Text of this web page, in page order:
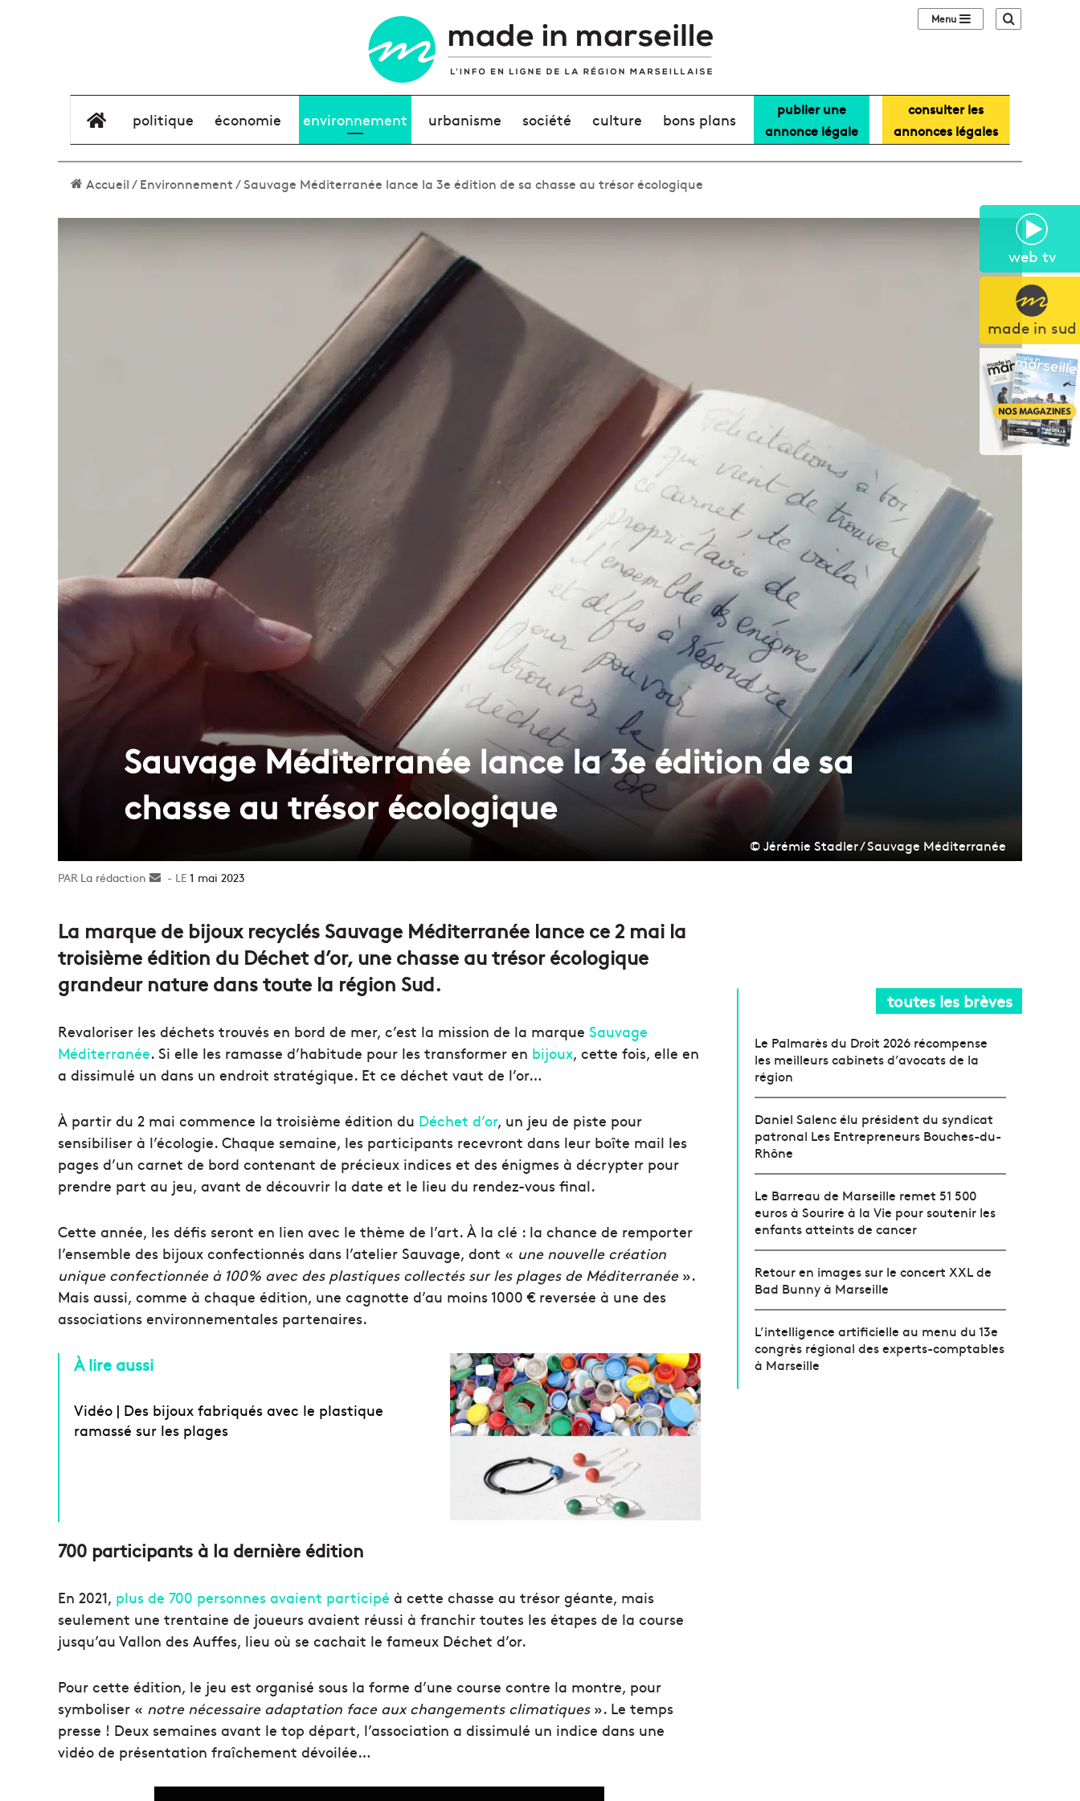
web tv
made in sud
Sidebar (barre
élément de menu
politique économie environnement urbanisme société culture bons plans
publier une
annonce légale
consulter les
annonces légales
Accueil/Environnement/Sauvage Méditerranée lance la 3e édition de sa chasse au trésor écologique
Sauvage Méditerranée lance la 3e édition de sa
chasse au trésor écologique
© Jérémie Stadler / Sauvage Méditerranée
La rédaction
Envoyer1 mai 2023
La marque de bijoux recyclés Sauvage Méditerranée lance ce 2 mai la
troisième édition du Déchet d’or, une chasse au trésor écologique
grandeur nature dans toute la région Sud.
Revaloriser les déchets trouvés en bord de mer, c’est la mission de la marque Sauvage
Méditerranée. Si elle les ramasse d’habitude pour les transformer en bijoux, cette fois, elle en
a dissimulé un dans un endroit stratégique. Et ce déchet vaut de l’or…
À partir du 2 mai commence la troisième édition du Déchet d’or, un jeu de piste pour
sensibiliser à l’écologie. Chaque semaine, les participants recevront dans leur boîte mail les
pages d’un carnet de bord contenant de précieux indices et des énigmes à décrypter pour
prendre part au jeu, avant de découvrir la date et le lieu du rendez-vous final.
Cette année, les défis seront en lien avec le thème de l’art. À la clé : la chance de remporter
l’ensemble des bijoux confectionnés dans l’atelier Sauvage, dont « une nouvelle création
unique confectionnée à 100% avec des plastiques collectés sur les plages de Méditerranée».
Mais aussi, comme à chaque édition, une cagnotte d’au moins 1000 € reversée à une des
associations environnementales partenaires.
À lire aussi
Vidéo | Des bijoux fabriqués avec le plastique
ramassé sur les plages
700 participants à la dernière édition
En 2021, plus de 700 personnes avaient participé à cette chasse au trésor géante, mais
seulement une trentaine de joueurs avaient réussi à franchir toutes les étapes de la course
jusqu’au Vallon des Auffes, lieu où se cachait le fameux Déchet d’or.
Pour cette édition, le jeu est organisé sous la forme d’une course contre la montre, pour
symboliser « notre nécessaire adaptation face aux changements climatiques». Le temps
presse ! Deux semaines avant le top départ, l’association a dissimulé un indice dans une
vidéo de présentation fraîchement dévoilée…
toutes les brèves
Le Palmarès du Droit 2026 récompense
les meilleurs cabinets d’avocats de la
région
Daniel Salenc élu président du syndicat
patronal Les Entrepreneurs Bouches-du-
Rhône
Le Barreau de Marseille remet 51 500
euros à Sourire à la Vie pour soutenir les
enfants atteints de cancer
Retour en images sur le concert XXL de
Bad Bunny à Marseille
L’intelligence artificielle au menu du 13e
congrès régional des experts-comptables
à Marseille